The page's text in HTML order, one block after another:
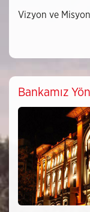
Vizyon ve Misyon
Bankamız